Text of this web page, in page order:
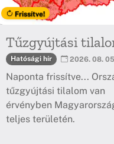
Frissítve!
Tűzgyújtási
Hatósági hír 2026. 08.
Naponta frissítve...
tűzgyújtási tilalom van
érvényben
teljes területén.